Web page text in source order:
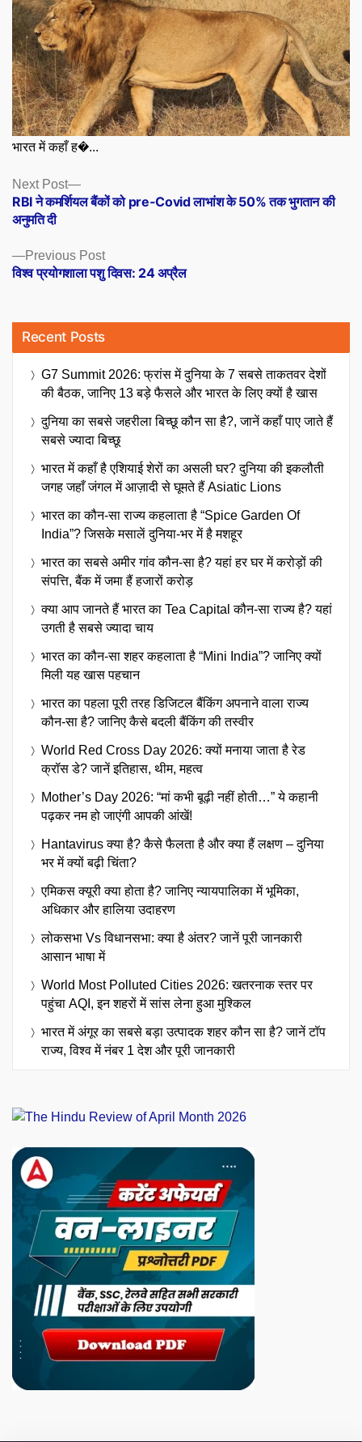
भारत में कहाँ ह�...
Posts
navigation
Previous PostPrevious
post:
विश्व प्रयोगशाला पशु दिवस: 24 अप्रैल
Next Post
Next
post:
RBI ने कमर्शियल बैंकों को pre-Covid लाभांश के 50% तक भुगतान की
अनुमति दी
Recent Posts
G7 Summit 2026: फ्रांस में दुनिया के 7 सबसे ताकतवर देशों
की बैठक, जानिए 13 बड़े फैसले और भारत के लिए क्यों है खास
दुनिया का सबसे जहरीला बिच्छू कौन सा है?, जानें कहाँ पाए जाते हैं
सबसे ज्यादा बिच्छू
भारत में कहाँ है एशियाई शेरों का असली घर? दुनिया की इकलौती
जगह जहाँ जंगल में आज़ादी से घूमते हैं Asiatic Lions
भारत का कौन-सा राज्य कहलाता है “Spice Garden Of
India”? जिसके मसालें दुनिया-भर में है मशहूर
भारत का सबसे अमीर गांव कौन-सा है? यहां हर घर में करोड़ों की
संपत्ति, बैंक में जमा हैं हजारों करोड़
क्या आप जानते हैं भारत का Tea Capital कौन-सा राज्य है? यहां
उगती है सबसे ज्यादा चाय
भारत का कौन-सा शहर कहलाता है “Mini India”? जानिए क्यों
मिली यह खास पहचान
भारत का पहला पूरी तरह डिजिटल बैंकिंग अपनाने वाला राज्य
कौन-सा है? जानिए कैसे बदली बैंकिंग की तस्वीर
World Red Cross Day 2026: क्यों मनाया जाता है रेड
क्रॉस डे? जानें इतिहास, थीम, महत्व
Mother’s Day 2026: “मां कभी बूढ़ी नहीं होती…” ये कहानी
पढ़कर नम हो जाएंगी आपकी आंखें!
Hantavirus क्या है? कैसे फैलता है और क्या हैं लक्षण – दुनिया
भर में क्यों बढ़ी चिंता?
एमिकस क्यूरी क्या होता है? जानिए न्यायपालिका में भूमिका,
अधिकार और हालिया उदाहरण
लोकसभा Vs विधानसभा: क्या है अंतर? जानें पूरी जानकारी
आसान भाषा में
World Most Polluted Cities 2026: खतरनाक स्तर पर
पहुंचा AQI, इन शहरों में सांस लेना हुआ मुश्किल
भारत में अंगूर का सबसे बड़ा उत्पादक शहर कौन सा है? जानें टॉप
राज्य, विश्व में नंबर 1 देश और पूरी जानकारी